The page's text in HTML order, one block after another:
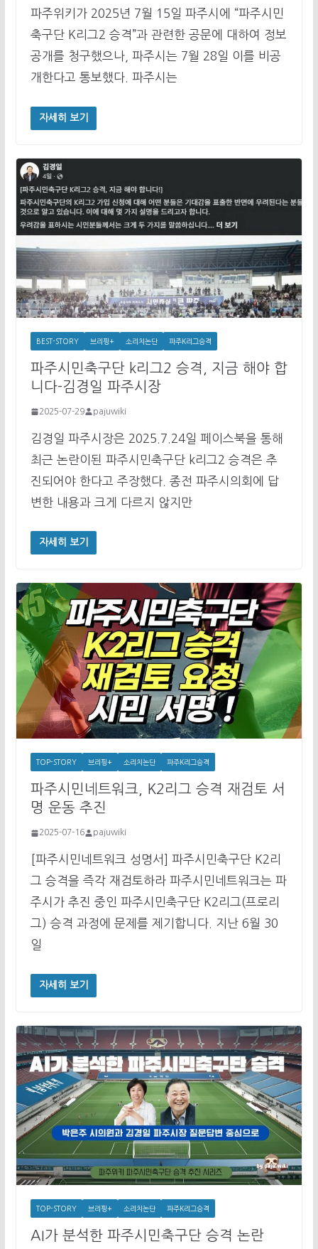
파주위키가 2025년 7월 15일 파주시에 “파주시민
축구단 K리그2 승격”과 관련한 공문에 대하여 정보
공개를 청구했으나, 파주시는 7월 28일 이를 비공
개한다고 통보했다. 파주시는
자세히 보기
BEST-STORY 브리핑+ 소리치논단 파주K리그승격
파주시민축구단 k리그2 승격, 지금 해야 합
니다-김경일 파주시장
2025-07-29 pajuwiki
김경일 파주시장은 2025.7.24일 페이스북을 통해
최근 논란이된 파주시민축구단 k리그2 승격은 추
진되어야 한다고 주장했다. 종전 파주시의회에 답
변한 내용과 크게 다르지 않지만
자세히 보기
TOP-STORY 브리핑+ 소리치논단 파주K리그승격
파주시민네트워크, K2리그 승격 재검토 서
명 운동 추진
2025-07-16 pajuwiki
[파주시민네트워크 성명서] 파주시민축구단 K2리
그 승격을 즉각 재검토하라 파주시민네트워크는 파
주시가 추진 중인 파주시민축구단 K2리그(프로리
그) 승격 과정에 문제를 제기합니다. 지난 6월 30
일
자세히 보기
TOP-STORY 브리핑+ 소리치논단 파주K리그승격
AI가 분석한 파주시민축구단 승격 논란